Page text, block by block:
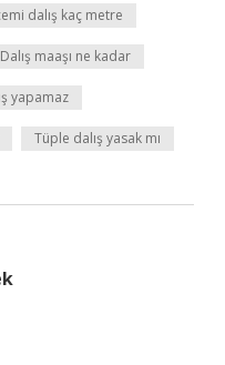
dalış kaç metre
Dalış maaşı ne kadar
yapamaz
Tüple dalış yasak mı